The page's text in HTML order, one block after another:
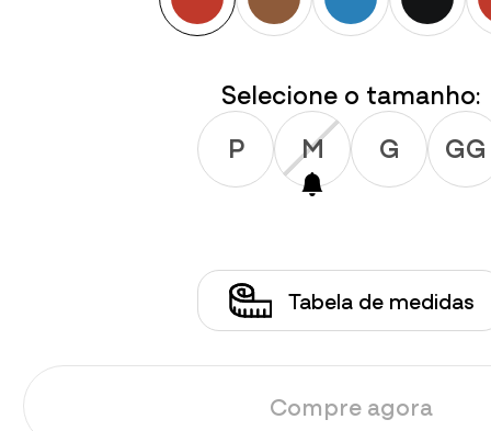
Selecione o tamanho:
P
M G GG
Tabela de medidas
Compre agora